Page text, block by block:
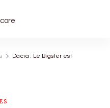
Dacia : Le Bigster est